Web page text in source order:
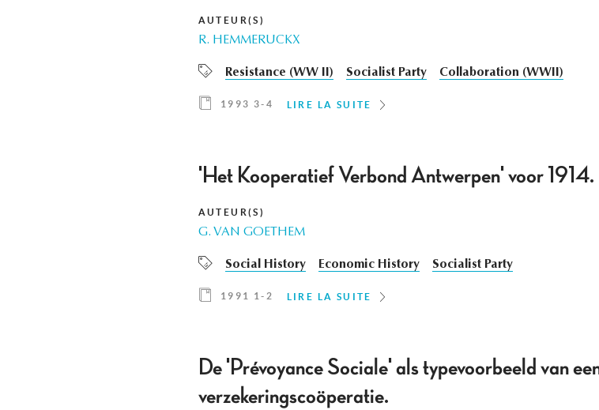
AUTEUR(S)
R. HEMMERUCKX
Resistance (WW II) Socialist Party Collaboration (WWII)
1993 3-4 LIRE LA SUITE
'Het Kooperatief Verbond Antwerpen' voor 1914.
AUTEUR(S)
G. VAN GOETHEM
Social History Economic History Socialist Party
1991 1-2 LIRE LA SUITE
De 'Prévoyance Sociale' als typevoorbeeld van
verzekeringscoöperatie.